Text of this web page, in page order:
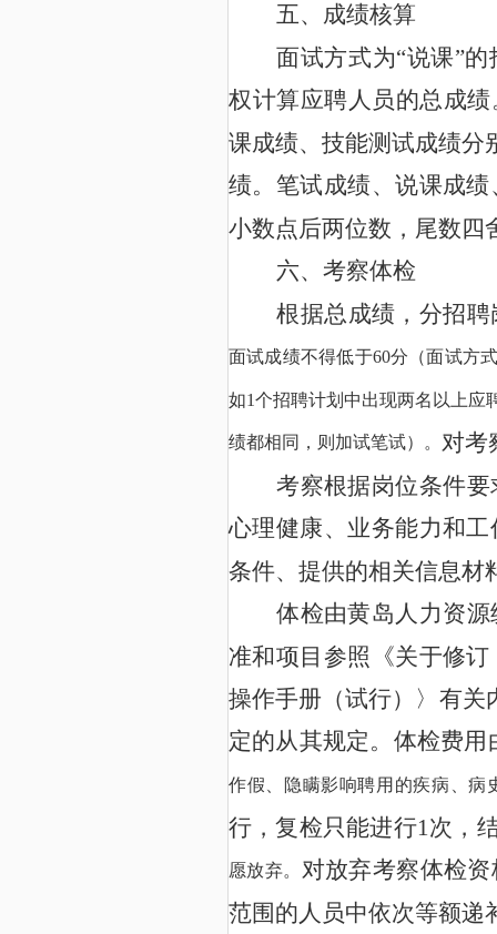
五、成绩核算
面试方式为“说课”
权计算应聘人员的总成
课成绩、技能测试成绩分
绩。笔试成绩、说课成
小数点后两位数，尾数四
六、考察体检
根据总成绩，分招
面试成绩不得低于60分（面试方
如1个招聘计划中出现两名以上应
绩都相同，则加试笔试）。 对考
考察根据岗位条件
心理健康、业务能力和
条件、提供的相关信息材
体检由黄岛人力资
准和项目参照《关于修
操作手册（试行）〉有关
定的从其规定。 体检费用
作假、隐瞒影响聘用的疾病、病
行，复检只能进行1次，
愿放弃。 对放弃考察体检
范围的人员中依次等额递